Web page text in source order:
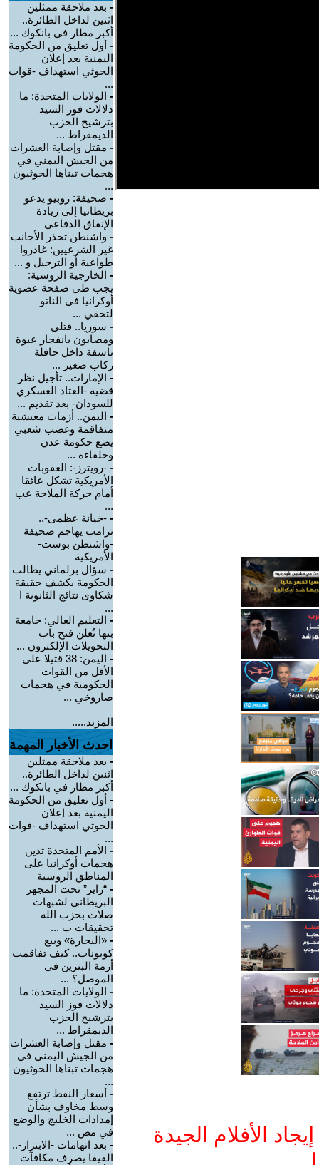
الأفلام الجيدة
- بعد ملاحقة ممثلين
اثنين لداخل الطائرة..
أكبر مطار في بانكوك ...
- أول تعليق من الحكومة
اليمنية بعد إعلان
الحوثي استهداف -قوات
...
- الولايات المتحدة: ما
دلالات فوز السيد
بترشيح الحزب
الديمقراط ...
- مقتل وإصابة العشرات
من الجيش اليمني في
هجمات تبناها الحوثيون
...
- صحيفة: روبيو يدعو
بريطانيا إلى زيادة
الإنفاق الدفاعي
- واشنطن تحذر الأجانب
غير الشرعيين: غادروا
طواعية أو الترحيل و ...
- الخارجية الروسية:
يجب طي صفحة عضوية
أوكرانيا في الناتو
لتحقي ...
- سوريا.. قتلى
ومصابون بانفجار عبوة
ناسفة داخل حافلة
ركاب صغير ...
- الإمارات.. تأجيل نظر
قضية -العتاد العسكري
للسودان- بعد تقديم ...
- اليمن.. أزمات معيشية
متفاقمة وغضب شعبي
يضع حكومة عدن
وحلفاءه ...
- -رويترز-: العقوبات
الأمريكية تشكل عائقا
أمام حركة الملاحة عب
...
- -خيانة عظمى-..
ترامب يهاجم صحيفة
-واشنطن بوست-
الأمريكية
- سؤال برلماني يطالب
الحكومة بكشف حقيقة
شكاوى نتائج الثانوية ا
...
- التعليم العالي: جامعة
بنها تُعلن فتح باب
التحويلات الإلكترون ...
-
اليمن: 38 قتيلا على
الأقل من القوات
الحكومية في هجمات
صاروخي ...
المزيد.....
احدث الأخبار المهمة
- بعد ملاحقة ممثلين
اثنين لداخل الطائرة..
أكبر مطار في بانكوك ...
- أول تعليق من الحكومة
اليمنية بعد إعلان
الحوثي استهداف -قوات
...
- الأمم المتحدة تدين
هجمات أوكرانيا على
المناطق الروسية
- “زاير” تحت المجهر
البريطاني لشبهات
صلات بحزب الله
تحقيقات ب ...
- «البحارة» وبيع
كوبونات.. كيف تفاقمت
أزمة البنزين في
الموصل؟ ...
- الولايات المتحدة: ما
دلالات فوز السيد
بترشيح الحزب
الديمقراط ...
- مقتل وإصابة العشرات
من الجيش اليمني في
هجمات تبناها الحوثيون
...
- أسعار النفط ترتفع
وسط مخاوف بشأن
إمدادات الخليج والوضع
في مض ...
- بعد اتهامات -الابتزاز-..
الفيفا يصرف مكافآت